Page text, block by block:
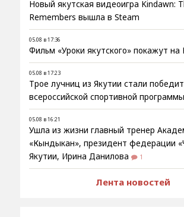
Новый якутская видеоигра Kindawn:
Remembers вышла в Steam
05.08 в 17:36
Фильм «Уроки якутского» покажут на
05.08 в 17:23
Трое лучниц из Якутии стали
всероссийской спортивной программы
05.08 в 16:21
Ушла из жизни главный тренер
«Кындыкан», президент федерации
Якутии, Ирина Данилова
1
Лента новостей